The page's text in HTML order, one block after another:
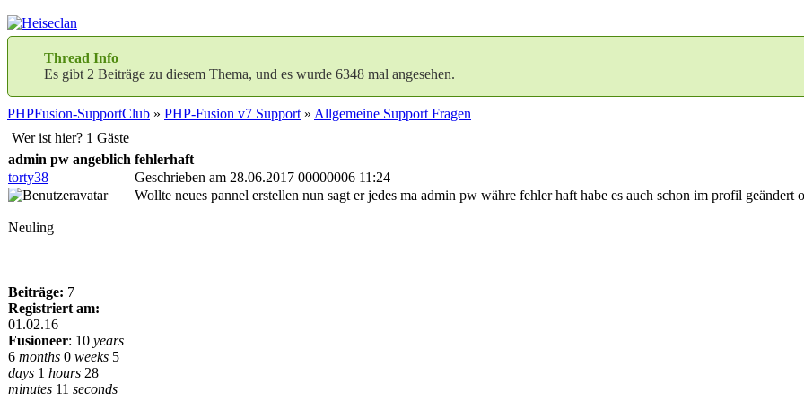
Thread Info
Es gibt 2 Beiträge zu diesem Thema, und es wurde 6348 mal angesehen.
PHPFusion-SupportClub » PHP-Fusion v7 Support » Allgemeine Support Fragen
Wer ist hier? 1 Gäste
admin pw angeblich fehlerhaft
torty38
Geschrieben am 28.06.2017 00000006 11:24
Neuling
Beiträge: 7
Registriert am:
01.02.16
Fusioneer: 10 years
6 months 0 weeks 5
days 1 hours 28
minutes 11 seconds
Wollte neues pannel erstellen nun sagt er jedes ma admin pw währe fehler haft habe es auch schon im profil